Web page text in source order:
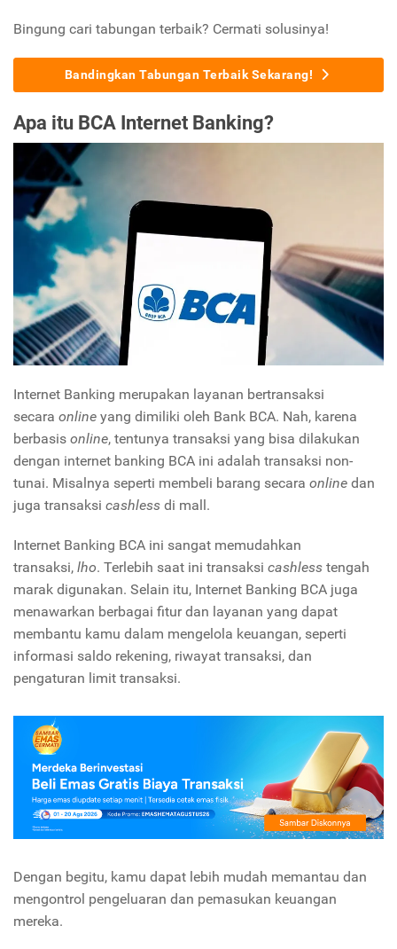
Bingung cari tabungan terbaik? Cermati solusinya!
Bandingkan Tabungan Terbaik Sekarang!
Apa itu BCA Internet Banking?
Internet Banking merupakan layanan bertransaksi
secara online yang dimiliki oleh Bank BCA. Nah, karena
berbasis online, tentunya transaksi yang bisa dilakukan
dengan internet banking BCA ini adalah transaksi non-
tunai. Misalnya seperti membeli barang secara online dan
juga transaksi cashless di mall.
Internet Banking BCA ini sangat memudahkan
transaksi, lho. Terlebih saat ini transaksi cashless tengah
marak digunakan. Selain itu, Internet Banking BCA juga
menawarkan berbagai fitur dan layanan yang dapat
membantu kamu dalam mengelola keuangan, seperti
informasi saldo rekening, riwayat transaksi, dan
pengaturan limit transaksi.
Dengan begitu, kamu dapat lebih mudah memantau dan
mengontrol pengeluaran dan pemasukan keuangan
mereka.